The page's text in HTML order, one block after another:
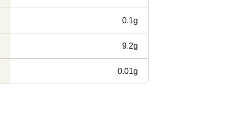
0.1g
9.2g
0.01g